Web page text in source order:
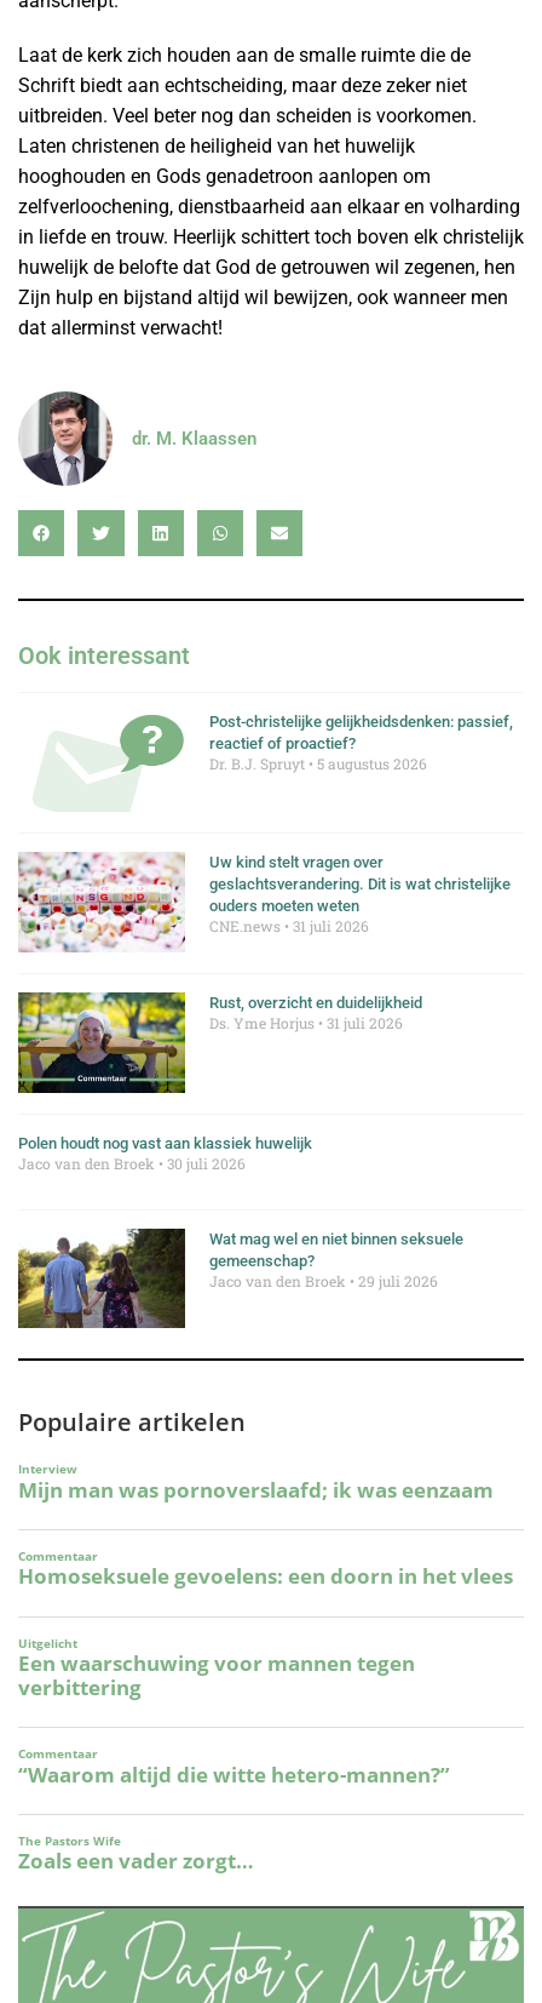
Laat de kerk zich houden aan de smalle ruimte die de
Schrift biedt aan echtscheiding, maar deze zeker niet
uitbreiden. Veel beter nog dan scheiden is voorkomen.
Laten christenen de heiligheid van het huwelijk
hooghouden en Gods genadetroon aanlopen om
zelfverloochening, dienstbaarheid aan elkaar en volharding
in liefde en trouw. Heerlijk schittert toch boven elk christelijk
huwelijk de belofte dat God de getrouwen wil zegenen, hen
Zijn hulp en bijstand altijd wil bewijzen, ook wanneer men
dat allerminst verwacht!
dr. M. Klaassen
Ook interessant
Post-christelijke gelijkheidsdenken: passief,
reactief of proactief?
Dr. B.J. Spruyt 5 augustus 2026
Uw kind stelt vragen over
geslachtsverandering. Dit is wat christelijke
ouders moeten weten
CNE.news 31 juli 2026
Rust, overzicht en duidelijkheid
Ds. Yme Horjus 31 juli 2026
Polen houdt nog vast aan klassiek huwelijk
Jaco van den Broek 30 juli 2026
Wat mag wel en niet binnen seksuele
gemeenschap?
Jaco van den Broek 29 juli 2026
Populaire artikelen